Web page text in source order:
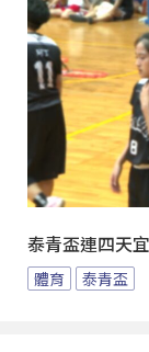
泰青盃連四天
體育 泰青盃